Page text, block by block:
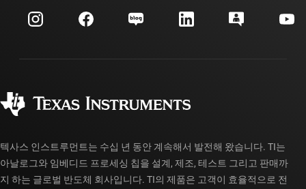
투자 관계
제조
고객 지원 센터
myTI 계정 FAQ
주문 FAQ
텍사스 인스트루먼트는 수십 년 동안 계속해서 발전해 왔습니다. TI는
아날로그와 임베디드 프로세싱 칩을 설계, 제조, 테스트 그리고 판매까
지 하는 글로벌 반도체 회사입니다. TI의 제품은 고객이 효율적으로 전